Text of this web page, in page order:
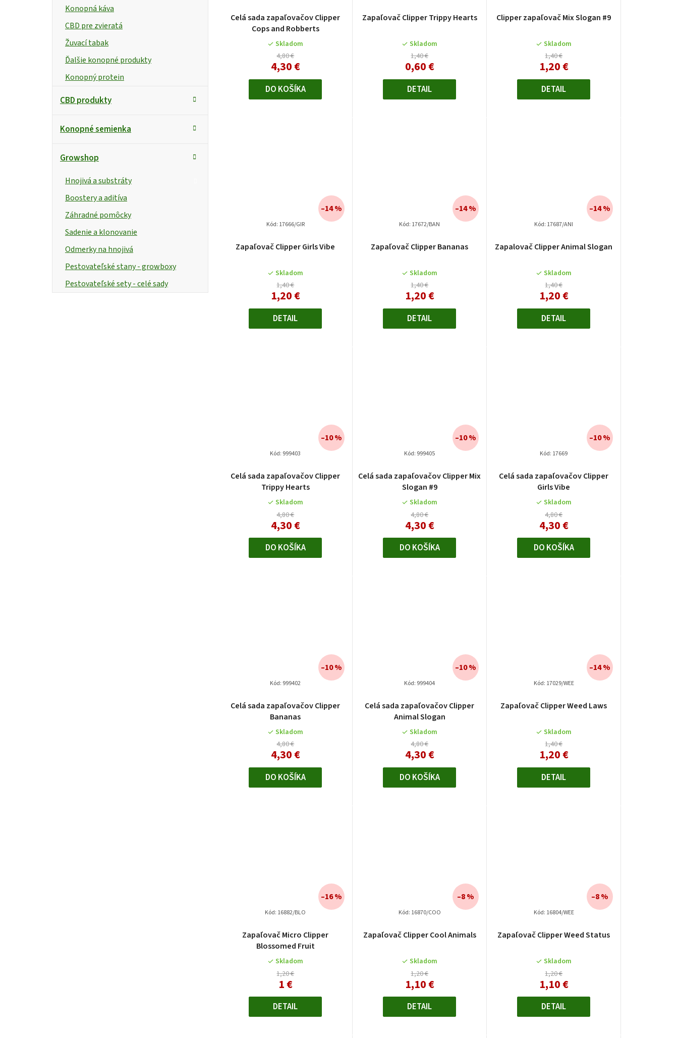
Konopná káva
CBD pre zvieratá
Žuvací tabak
Ďalšie konopné produkty
Konopný protein
CBD produkty
Konopné semienka
Growshop
Hnojivá a substráty
Boostery a aditíva
Záhradné pomôcky
Sadenie a klonovanie
Odmerky na hnojivá
Pestovateľské stany - growboxy
Pestovateľské sety - celé sady
Celá sada zapaľovačov Clipper
Cops and Robberts
Skladom
4,80 €
4,30 €
DO KOŠÍKA
Zapaľovač Clipper Trippy Hearts
Skladom
1,40 €
0,60 €
DETAIL
Clipper zapaľovač Mix Slogan #9
Skladom
1,40 €
1,20 €
DETAIL
Zapaľovač Clipper Girls Vibe
Skladom
1,40 €
1,20 €
–14 %
DETAIL
Kód: 17666/GIR
Zapaľovač Clipper Bananas
Skladom
1,40 €
1,20 €
–14 %
DETAIL
Kód: 17672/BAN
Zapalovač Clipper Animal Slogan
Skladom
1,40 €
1,20 €
–14 %
DETAIL
Kód: 17687/ANI
Celá sada zapaľovačov Clipper
Trippy Hearts
Skladom
4,80 €
4,30 €
–10 %
DO KOŠÍKA
Kód: 999403
Celá sada zapaľovačov Clipper Mix
Slogan #9
Skladom
4,80 €
4,30 €
–10 %
DO KOŠÍKA
Kód: 999405
Celá sada zapaľovačov Clipper
Girls Vibe
Skladom
4,80 €
4,30 €
–10 %
DO KOŠÍKA
Kód: 17669
Celá sada zapaľovačov Clipper
Bananas
Skladom
4,80 €
4,30 €
–10 %
DO KOŠÍKA
Kód: 999402
Celá sada zapaľovačov Clipper
Animal Slogan
Skladom
4,80 €
4,30 €
–10 %
DO KOŠÍKA
Kód: 999404
Zapaľovač Clipper Weed Laws
Skladom
1,40 €
1,20 €
–14 %
DETAIL
Kód: 17029/WEE
Zapaľovač Micro Clipper
Blossomed Fruit
Skladom
1,20 €
1 €
–16 %
DETAIL
Kód: 16882/BLO
Zapaľovač Clipper Cool Animals
Skladom
1,20 €
1,10 €
–8 %
DETAIL
Kód: 16870/COO
Zapaľovač Clipper Weed Status
Skladom
1,20 €
1,10 €
–8 %
DETAIL
Kód: 16804/WEE